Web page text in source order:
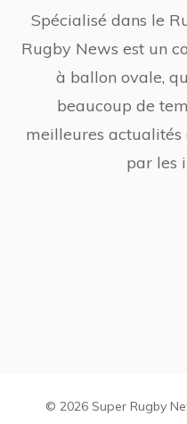
Spécialisé dans le
Rugby News est un
à ballon ovale,
beaucoup de
meilleures
par les
© 2026 Super Rugby